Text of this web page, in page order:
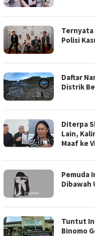
Ternyata
Polisi
Daftar
Distrik
Diterpa
Lain,
Maaf ke
Pemuda
Dibawah
Tuntut
Binomo